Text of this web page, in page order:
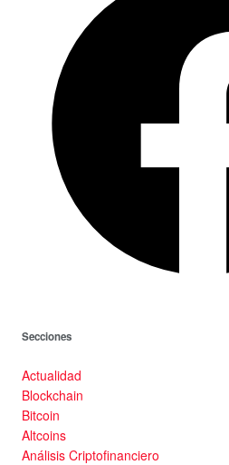
Secciones
Actualidad
Blockchain
Bitcoin
Altcoins
Análisis Criptofinanciero